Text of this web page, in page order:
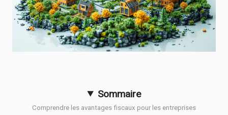
Sommaire
Comprendre les avantages fiscaux pour les entreprises